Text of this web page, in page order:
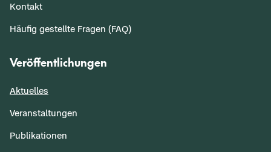
Kontakt
Häufig gestellte Fragen (FAQ)
Veröffentlichungen
Aktuelles
Veranstaltungen
Publikationen